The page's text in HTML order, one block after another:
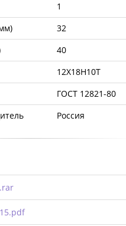
1
32
40
12Х18Н10Т
ГОСТ 12821-80
Россия